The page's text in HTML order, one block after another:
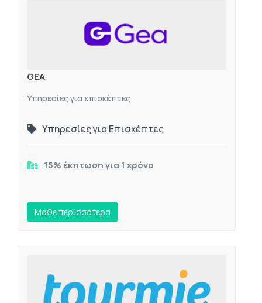
GEA
Υπηρεσίες για επισκέπτες
Υπηρεσίες για Επισκέπτες
15% έκπτωση για 1 χρόνο
Mάθε περισσότερα